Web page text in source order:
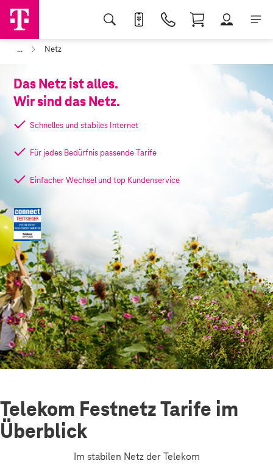
... Netz
Das Netz ist alles.
Wir sind das Netz.
Schnelles und stabiles Internet
Für jedes Bedürfnis passende Tarife
Einfacher Wechsel und top Kundenservice
Telekom Festnetz Tarife im
Überblick
Im stabilen Netz der Telekom